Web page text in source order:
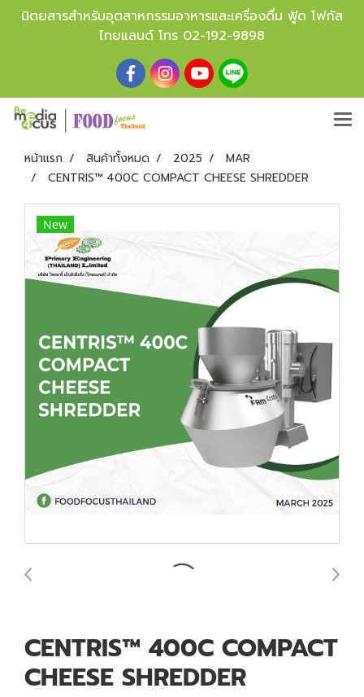
นิตยสารสำหรับอุตสาหกรรมอาหารและเครื่องดื่ม ฟู้ด โฟกัส
ไทยแลนด์ โทร 02-192-9898
หน้าแรก สินค้าทั้งหมด 2025
MAR
CENTRIS™ 400C COMPACT CHEESE SHREDDER
New
CENTRIS™ 400C COMPACT
CHEESE SHREDDER